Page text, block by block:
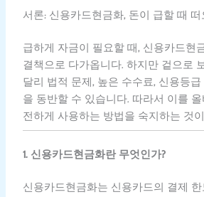
서론: 신용카드현금화, 돈이 급할 때
급하게 자금이 필요할 때, 신용카드현
결책으로 다가옵니다. 하지만 겉으로
달리 법적 문제, 높은 수수료, 신용등
을 동반할 수 있습니다. 따라서 이를
전하게 사용하는 방법을 숙지하는 것
1. 신용카드현금화란 무엇인가?
신용카드현금화는 신용카드의 결제